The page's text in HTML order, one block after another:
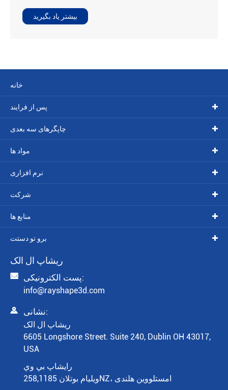
بیشتر یاد بگیرید
خانه
پس از فرایند
چاپگرهای سه بعدی
مواد ها
نرم افزاری
شرکت
منابع ها
برو تو دستت
ريشاپ ال الک
 پست الکترونیکی:
info@rayshape3d.com
 نشانی:
ريشاپ ال الک
6605 Longshore Street. Suite 240, Dublin OH 43017,
USA
رايشاپ بي وي
ویلیام بوتلان 258,1185NZ، امستلووین هلندی